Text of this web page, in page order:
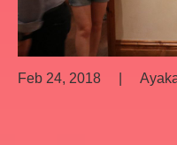
Feb 24, 2018